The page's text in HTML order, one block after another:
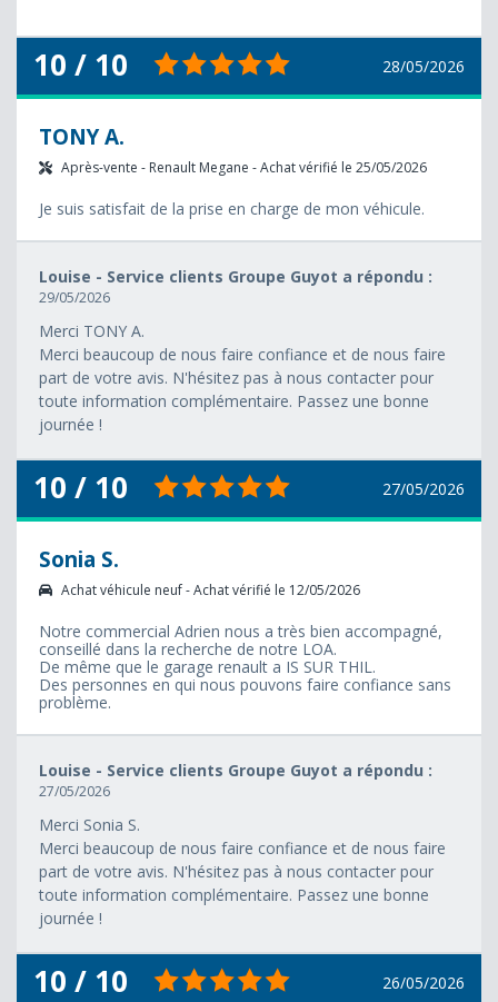
10 / 10 28/05/2026
TONY A.
Après-vente - Renault Megane - Achat vérifié le 25/05/2026
Je suis satisfait de la prise en charge de mon véhicule.
Louise - Service clients Groupe Guyot a répondu :
29/05/2026
Merci TONY A.
Merci beaucoup de nous faire confiance et de nous faire
part de votre avis. N'hésitez pas à nous contacter pour
toute information complémentaire. Passez une bonne
journée !
10 / 10 27/05/2026
Sonia S.
Achat véhicule neuf - Achat vérifié le 12/05/2026
Notre commercial Adrien nous a très bien accompagné,
conseillé dans la recherche de notre LOA.
De même que le garage renault a IS SUR THIL.
Des personnes en qui nous pouvons faire confiance sans
problème.
Louise - Service clients Groupe Guyot a répondu :
27/05/2026
Merci Sonia S.
Merci beaucoup de nous faire confiance et de nous faire
part de votre avis. N'hésitez pas à nous contacter pour
toute information complémentaire. Passez une bonne
journée !
10 / 10 26/05/2026